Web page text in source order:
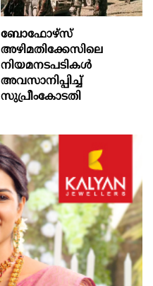
ബോഫോഴ്‌സ്
അഴിമതിക്കേസിലെ
നിയമനടപടികൾ
അവസാനിപ്പിച്ച്
സുപ്രീംകോടതി